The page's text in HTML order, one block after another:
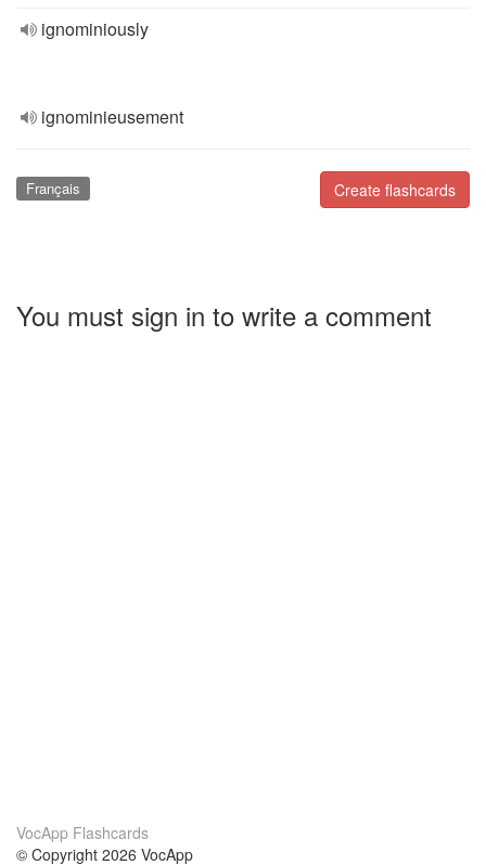
ignominiously
ignominieusement
Create flashcards
Français
You must sign in to write a comment
VocApp Flashcards
© Copyright 2026 VocApp